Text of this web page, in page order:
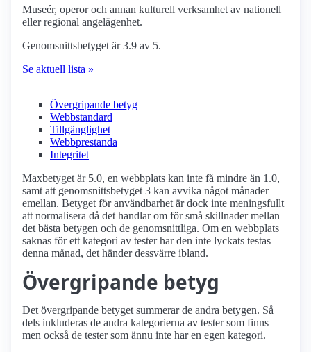
Museér, operor och annan kulturell verksamhet av nationell
eller regional angelägenhet.
Genomsnittsbetyget är 3.9 av 5.
Se aktuell lista »
Övergripande betyg
Webbstandard
Tillgänglighet
Webbprestanda
Integritet
Maxbetyget är 5.0, en webbplats kan inte få mindre än 1.0,
samt att genomsnittsbetyget 3 kan avvika något månader
emellan. Betyget för användbarhet är dock inte meningsfullt
att normalisera då det handlar om för små skillnader mellan
det bästa betygen och de genomsnittliga. Om en webbplats
saknas för ett kategori av tester har den inte lyckats testas
denna månad, det händer dessvärre ibland.
Övergripande betyg
Det övergripande betyget summerar de andra betygen. Så
dels inkluderas de andra kategorierna av tester som finns
men också de tester som ännu inte har en egen kategori.